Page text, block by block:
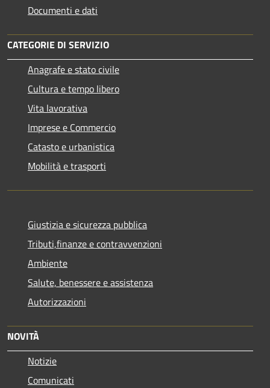
Documenti e dati
CATEGORIE DI SERVIZIO
Anagrafe e stato civile
Cultura e tempo libero
Vita lavorativa
Imprese e Commercio
Catasto e urbanistica
Mobilità e trasporti
Giustizia e sicurezza pubblica
Tributi,finanze e contravvenzioni
Ambiente
Salute, benessere e assistenza
Autorizzazioni
NOVITÀ
Notizie
Comunicati